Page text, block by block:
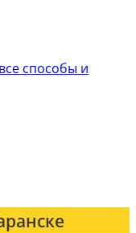
способы и